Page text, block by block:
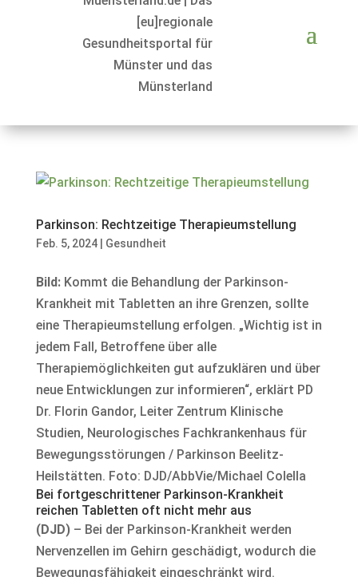
Parkinson: Rechtzeitige Therapieumstellung
Feb. 5, 2024| Gesundheit
Bild:Kommt die Behandlung der Parkinson-
Krankheit mit Tabletten an ihre Grenzen, sollte
eine Therapieumstellung erfolgen. „Wichtig ist in
jedem Fall, Betroffene über alle
Therapiemöglichkeiten gut aufzuklären und über
neue Entwicklungen zur informieren“, erklärt PD
Dr. Florin Gandor, Leiter Zentrum Klinische
Studien, Neurologisches Fachkrankenhaus für
Bewegungsstörungen / Parkinson Beelitz-
Heilstätten. Foto: DJD/AbbVie/Michael Colella
Bei fortgeschrittener Parkinson-Krankheit
reichen Tabletten oft nicht mehr aus
(DJD)– Bei der Parkinson-Krankheit werden
Nervenzellen im Gehirn geschädigt, wodurch die
Bewegungsfähigkeit eingeschränkt wird.